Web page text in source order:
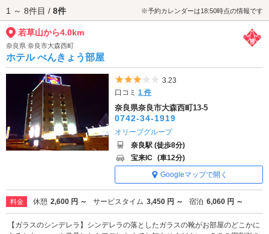
1 ～ 8件目 / 8件 ※予約カレンダーは18:50時点の情報です
若草山から4.0km
奈良県 奈良市大森西町
ホテル べんきょう部屋
5つ星のうち3
3.23
口コミ1 件
奈良県奈良市大森西町13-5
0742-34-1919
オリーブグループ
奈良駅 (徒歩8分)
宝来IC (車12分)
Googleマップで開く
料金 休憩 2,600 円 ～ サービスタイム 3,450 円 ～ 宿泊 6,060 円 ～
【ガラスのシンデレラ】シンデレラの落としたガラスの靴がお部屋のどこかに